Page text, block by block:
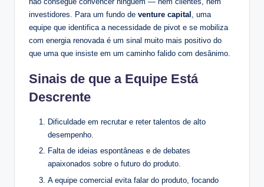
investidores. Para um fundo de venture capital , uma
equipe que identifica a necessidade de pivot e se mobiliza
com energia renovada é um sinal muito mais positivo do
que uma que insiste em um caminho falido com desânimo.
Sinais de que a Equipe Está
Descrente
Dificuldade em recrutar e reter talentos de alto
desempenho.
Falta de ideias espontâneas e de debates
apaixonados sobre o futuro do produto.
A equipe comercial evita falar do produto, focando